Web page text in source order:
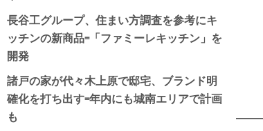
長谷工グループ、住まい方調査を参考にキ
ッチンの新商品=「ファミーレキッチン」を
開発
諸戸の家が代々木上原で邸宅、ブランド明
確化を打ち出す=年内にも城南エリアで計画
も